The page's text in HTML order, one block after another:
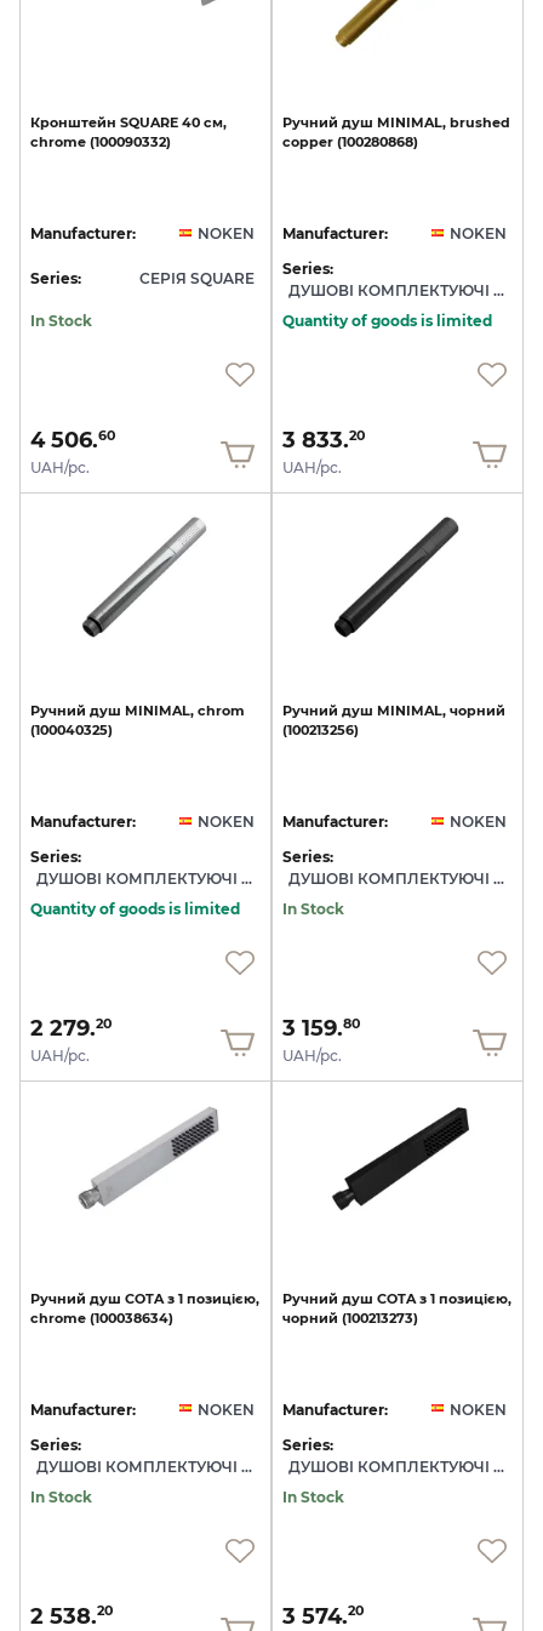
Кронштейн SQUARE 40 см,
chrome (100090332)
Manufacturer: NOKEN
Series: СЕРІЯ SQUARE
In Stock
4 506.60
UAH/pc.
Ручний душ MINIMAL, brushed
copper (100280868)
Manufacturer:
NOKEN
Series:
ДУШОВІ КОМПЛЕКТУЮЧІ NOKEN
Quantity of goods is limited
3 833.20
UAH/pc.
Ручний душ MINIMAL, chrom
(100040325)
Manufacturer:
NOKEN
Series:
ДУШОВІ КОМПЛЕКТУЮЧІ NOKEN
Quantity of goods is limited
2 279.20
UAH/pc.
Ручний душ MINIMAL, чорний
(100213256)
Manufacturer:
NOKEN
Series:
ДУШОВІ КОМПЛЕКТУЮЧІ NOKEN
In Stock
3 159.80
UAH/pc.
Ручний душ COTA з 1 позицією,
chrome (100038634)
Manufacturer:
NOKEN
Series:
ДУШОВІ КОМПЛЕКТУЮЧІ NOKEN
In Stock
2 538.20
Ручний душ COTA з 1 позицією,
чорний (100213273)
Manufacturer:
NOKEN
Series:
ДУШОВІ КОМПЛЕКТУЮЧІ NOKEN
In Stock
3 574.20